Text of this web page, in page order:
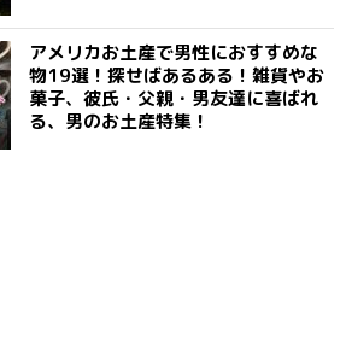
アメリカお土産で男性におすすめな
物19選！探せばあるある！雑貨やお
菓子、彼氏・父親・男友達に喜ばれ
る、男のお土産特集！